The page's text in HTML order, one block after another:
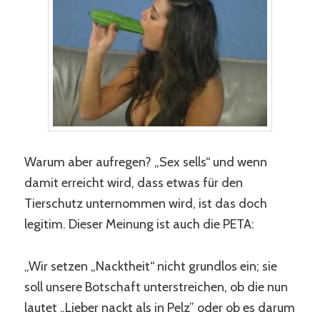
Warum aber aufregen? „Sex sells“ und wenn
damit erreicht wird, dass etwas für den
Tierschutz unternommen wird, ist das doch
legitim. Dieser Meinung ist auch die PETA:
„Wir setzen „Nacktheit“ nicht grundlos ein; sie
soll unsere Botschaft unterstreichen, ob die nun
lautet „Lieber nackt als in Pelz” oder ob es darum